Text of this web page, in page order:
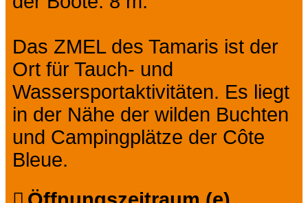
Das ZMEL des Tamaris ist der
Ort für Tauch- und
Wassersportaktivitäten. Es liegt
in der Nähe der wilden Buchten
und Campingplätze der Côte
Bleue.